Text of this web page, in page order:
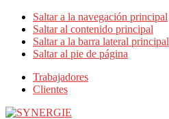
Saltar a la navegación principal
Saltar al contenido principal
Saltar a la barra lateral principal
Saltar al pie de página
Trabajadores
Clientes